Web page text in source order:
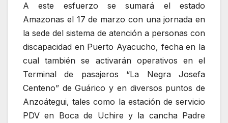
A este esfuerzo se sumará el estado
Amazonas el 17 de marzo con una jornada en
la sede del sistema de atención a personas con
discapacidad en Puerto Ayacucho, fecha en la
cual también se activarán operativos en el
Terminal de pasajeros “La Negra Josefa
Centeno” de Guárico y en diversos puntos de
Anzoátegui, tales como la estación de servicio
PDV en Boca de Uchire y la cancha Padre